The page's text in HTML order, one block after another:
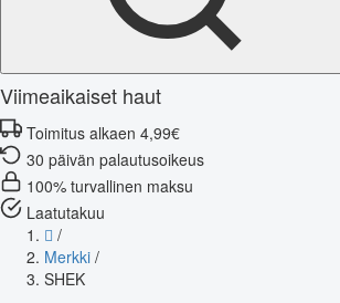
Viimeaikaiset haut
Toimitus alkaen 4,99€
30 päivän palautusoikeus
100% turvallinen maksu
Laatutakuu
/
Merkki /
SHEK